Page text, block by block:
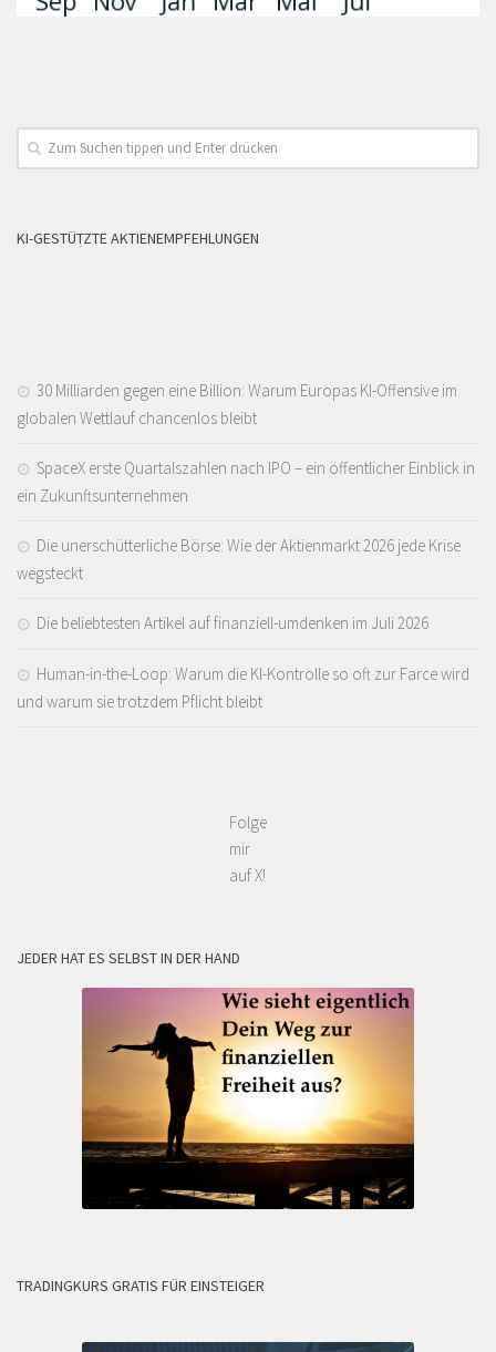
KI-GESTÜTZTE AKTIENEMPFEHLUNGEN
30 Milliarden gegen eine Billion: Warum Europas KI-Offensive im
globalen Wettlauf chancenlos bleibt
SpaceX erste Quartalszahlen nach IPO – ein öffentlicher Einblick in
ein Zukunftsunternehmen
Die unerschütterliche Börse: Wie der Aktienmarkt 2026 jede Krise
wegsteckt
Die beliebtesten Artikel auf finanziell-umdenken im Juli 2026
Human-in-the-Loop: Warum die KI-Kontrolle so oft zur Farce wird
und warum sie trotzdem Pflicht bleibt
Folge
mir
auf X!
JEDER HAT ES SELBST IN DER HAND
TRADINGKURS GRATIS FÜR EINSTEIGER